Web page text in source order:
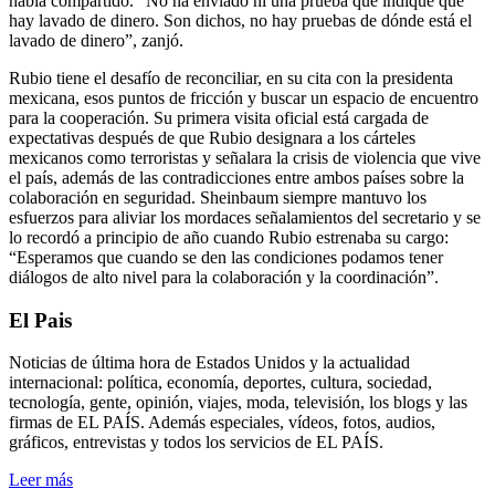
hay lavado de dinero. Son dichos, no hay pruebas de dónde está el
lavado de dinero”, zanjó.
Rubio tiene el desafío de reconciliar, en su cita con la presidenta
mexicana, esos puntos de fricción y buscar un espacio de encuentro
para la cooperación. Su primera visita oficial está cargada de
expectativas después de que Rubio designara a los cárteles
mexicanos como terroristas y señalara la crisis de violencia que vive
el país, además de las contradicciones entre ambos países sobre la
colaboración en seguridad. Sheinbaum siempre mantuvo los
esfuerzos para aliviar los mordaces señalamientos del secretario y se
lo recordó a principio de año cuando Rubio estrenaba su cargo:
“Esperamos que cuando se den las condiciones podamos tener
diálogos de alto nivel para la colaboración y la coordinación”.
El Pais
Noticias de última hora de Estados Unidos y la actualidad
internacional: política, economía, deportes, cultura, sociedad,
tecnología, gente, opinión, viajes, moda, televisión, los blogs y las
firmas de EL PAÍS. Además especiales, vídeos, fotos, audios,
gráficos, entrevistas y todos los servicios de EL PAÍS.
Leer más